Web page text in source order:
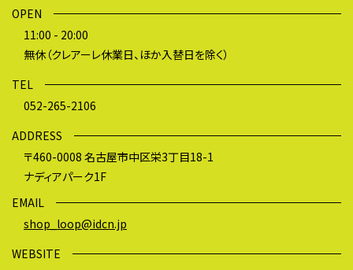
OPEN
11:00 - 20:00
無休（クレアーレ休業日、ほか入替日を除く）
TEL
052-265-2106
ADDRESS
〒460-0008 名古屋市中区栄3丁目18-1
ナディアパーク1F
EMAIL
shop_loop@idcn.jp
WEBSITE